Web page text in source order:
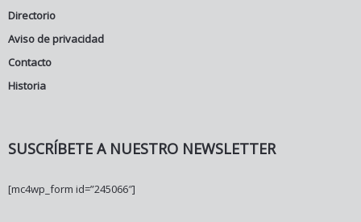
Directorio
Aviso de privacidad
Contacto
Historia
SUSCRÍBETE A NUESTRO NEWSLETTER
[mc4wp_form id=”245066″]